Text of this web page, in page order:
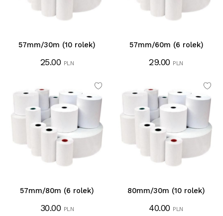
57mm/30m (10 rolek)
25.00 PLN
57mm/60m (6 rolek)
29.00 PLN
57mm/80m (6 rolek)
30.00 PLN
80mm/30m (10 rolek)
40.00 PLN